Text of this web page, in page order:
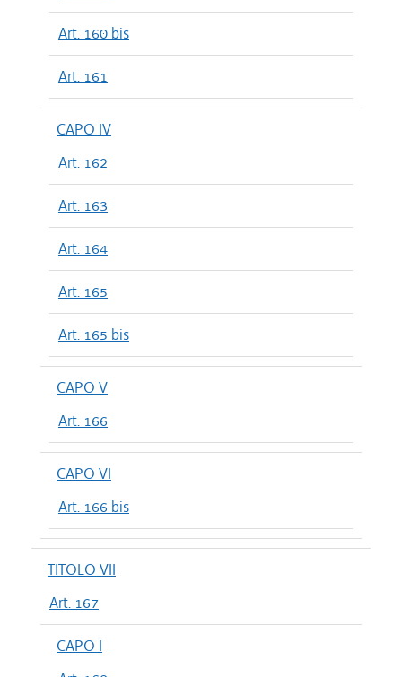
Art. 160 bis
Art. 161
CAPO IV
Art. 162
Art. 163
Art. 164
Art. 165
Art. 165 bis
CAPO V
Art. 166
CAPO VI
Art. 166 bis
TITOLO VII
Art. 167
CAPO I